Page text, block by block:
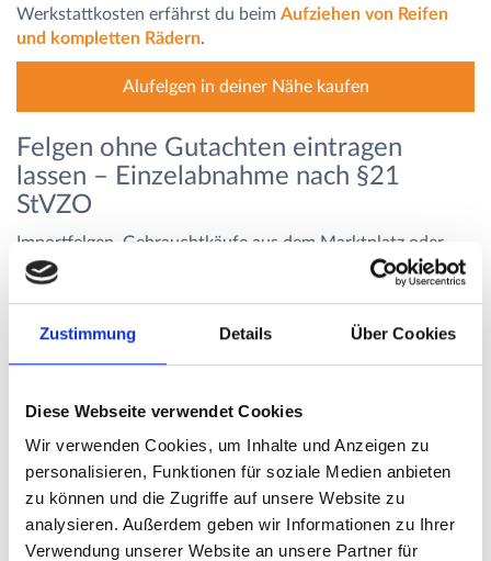
Zustimmung Details Über Cookies
Diese Webseite verwendet Cookies
Wir verwenden Cookies, um Inhalte und Anzeigen zu
personalisieren, Funktionen für soziale Medien anbieten
zu können und die Zugriffe auf unsere Website zu
analysieren. Außerdem geben wir Informationen zu Ihrer
Verwendung unserer Website an unsere Partner für
Werkstattkosten erfährst du beim Aufziehen von Reifen
und kompletten Rädern.
Alufelgen in deiner Nähe kaufen
Felgen ohne Gutachten eintragen
lassen – Einzelabnahme nach §21
StVZO
Importfelgen, Gebrauchtkäufe aus dem Marktplatz oder
Sonderanfertigungen kommen oft ohne
Genehmigungspapier ins Haus. Damit du sie trotzdem legal
aufwändigste Form der Prüfung und nicht in jedem Fall
erfolgreich.
findest, was eine Einzelabnahme abdeckt und welche
Strafen drohen, wenn du es ohne Eintragung versuchst.
KBA-Nummer der Felge finden und
Gutachten nachfordern
Die KBA-Nummer ist der Schlüssel zur Genehmigung. Sie